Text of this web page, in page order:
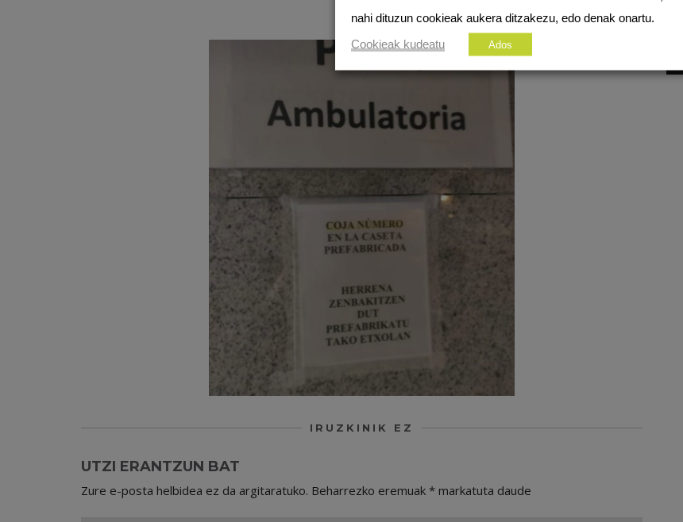
IRUZKINIK EZ
UTZI ERANTZUN BAT
Zure e-posta helbidea ez da argitaratuko. Beharrezko eremuak * markatuta daude
nahi dituzun cookieak aukera ditzakezu, edo denak onartu.
Cookieak kudeatu Ados